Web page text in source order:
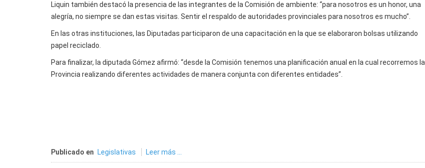
Liquin también destacó la presencia de las integrantes de la Comisión de ambiente: “para nosotros es un honor, una
alegría, no siempre se dan estas visitas. Sentir el respaldo de autoridades provinciales para nosotros es mucho”.
En las otras instituciones, las Diputadas participaron de una capacitación en la que se elaboraron bolsas utilizando
papel reciclado.
Para finalizar, la diputada Gómez afirmó: “desde la Comisión tenemos una planificación anual en la cual recorremos la
Provincia realizando diferentes actividades de manera conjunta con diferentes entidades”.
Publicado en Legislativas Leer más ...